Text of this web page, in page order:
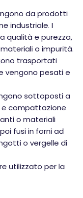
da prodotti
industriale. I
qualità e purezza,
o impurità.
trasportati
vengono pesati e
sottoposti a
e compattazione
o materiali
fusi in forni ad
o vergelle di
utilizzato per la